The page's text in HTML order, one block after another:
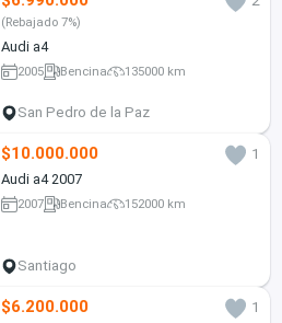
(Rebajado 7%)
Audi a4
2005 Bencina 135000 km
San Pedro de la Paz
$10.000.000
1
Audi a4 2007
2007 Bencina 152000 km
Santiago
$6.200.000
1